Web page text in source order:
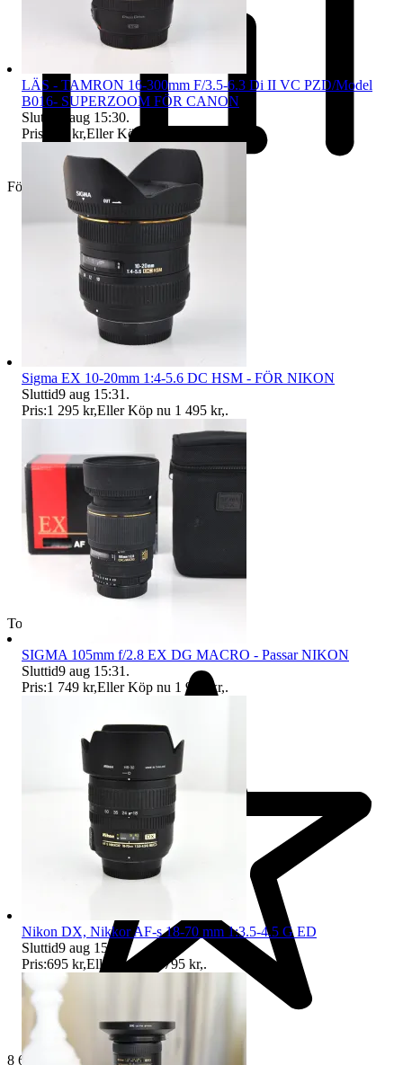
Företag
Toppsäljare
8 615 omdömen
LÄS - TAMRON 16-300mm F/3.5-6.3 Di II VC PZD/Model
B016- SUPERZOOM FÖR CANON
Sluttid
9 aug 15:30.
Pris:
795 kr,Eller Köp nu
Sigma EX 10-20mm 1:4-5.6 DC HSM - FÖR NIKON
Sluttid9 aug 15:31 .
Pris:1 295 kr,Eller Köp nu 1 495 kr,.
SIGMA 105mm f/2.8 EX DG MACRO - Passar NIKON
Sluttid9 aug 15:31 .
Pris:1 749 kr,Eller Köp nu 1 995 kr,.
Nikon DX, Nikkor AF-s 18-70 mm 1:3.5-4.5 G ED
Sluttid9 aug 15:32
Pris:695 kr,Eller Köp nu 795 kr,.